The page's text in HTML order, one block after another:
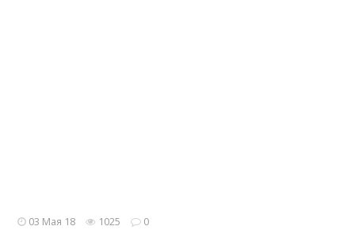
03 Мая 18 1025 0